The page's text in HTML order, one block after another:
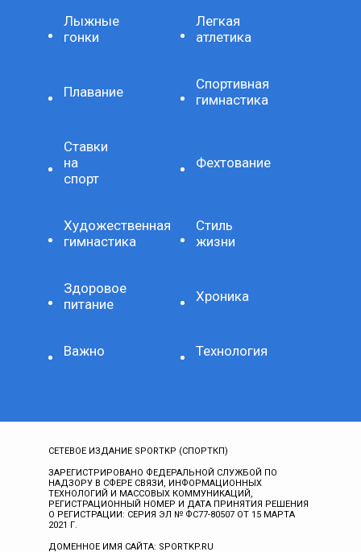
Лыжные
гонки
Легкая
атлетика
Плавание
Спортивная
гимнастика
Ставки
на
спорт
Фехтование
Художественная
гимнастика
Стиль
жизни
Здоровое
питание
Хроника
Важно Технология
СЕТЕВОЕ ИЗДАНИЕ SPORTKP (СПОРТКП)
ЗАРЕГИСТРИРОВАНО ФЕДЕРАЛЬНОЙ СЛУЖБОЙ ПО
НАДЗОРУ В СФЕРЕ СВЯЗИ, ИНФОРМАЦИОННЫХ
ТЕХНОЛОГИЙ И МАССОВЫХ КОММУНИКАЦИЙ,
РЕГИСТРАЦИОННЫЙ НОМЕР И ДАТА ПРИНЯТИЯ РЕШЕНИЯ
О РЕГИСТРАЦИИ: СЕРИЯ ЭЛ № ФС77-80507 ОТ 15 МАРТА
2021 Г.
ДОМЕННОЕ ИМЯ САЙТА: SPORTKP.RU